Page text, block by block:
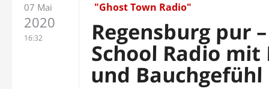
07 Mai
2020
16:32
"Ghost Town Radio"
Regensburg pur
School Radio mit
und Bauchgefühl